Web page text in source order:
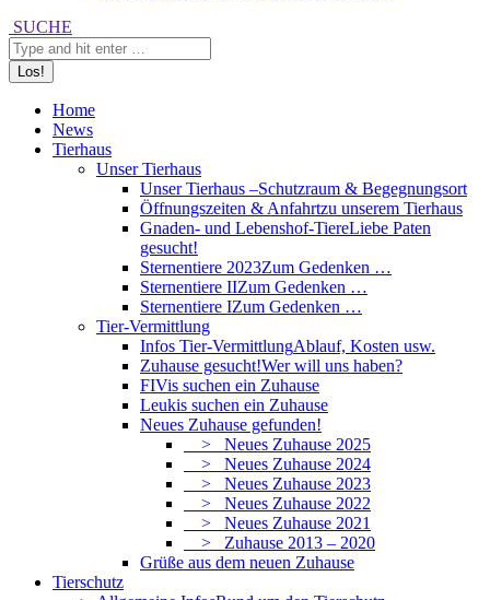
Search:
SUCHE
Home
News
Tierhaus
Unser Tierhaus
Unser Tierhaus –Schutzraum & Begegnungsort
Öffnungszeiten & Anfahrtzu unserem Tierhaus
Gnaden- und Lebenshof-TiereLiebe Paten
gesucht!
Sternentiere 2023Zum Gedenken …
Sternentiere IIZum Gedenken …
Sternentiere IZum Gedenken …
Tier-Vermittlung
Infos Tier-VermittlungAblauf, Kosten usw.
Zuhause gesucht!Wer will uns haben?
FIVis suchen ein Zuhause
Leukis suchen ein Zuhause
Neues Zuhause gefunden!
> Neues Zuhause 2025
> Neues Zuhause 2024
> Neues Zuhause 2023
> Neues Zuhause 2022
> Neues Zuhause 2021
> Zuhause 2013 – 2020
Grüße aus dem neuen Zuhause
Tierschutz